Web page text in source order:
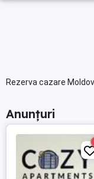
Rezerva cazare
Anunțuri